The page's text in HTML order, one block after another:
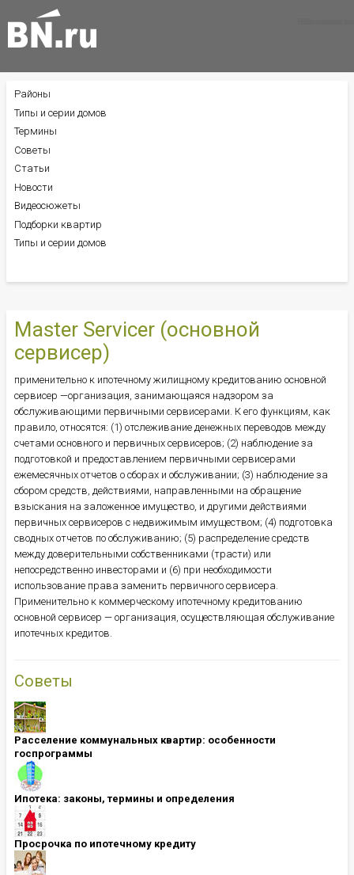
Master Servicer (основной
сервисер)
применительно к ипотечному жилищному кредитованию основной
сервисер —организация, занимающаяся надзором за
обслуживающими первичными сервисерами. К его функциям, как
правило, относятся: (1) отслеживание денежных переводов между
счетами основного и первичных сервисеров; (2) наблюдение за
подготовкой и предоставлением первичными сервисерами
ежемесячных отчетов о сборах и обслуживании; (3) наблюдение за
сбором средств, действиями, направленными на обращение
взыскания на заложенное имущество, и другими действиями
первичных сервисеров с недвижимым имуществом; (4) подготовка
сводных отчетов по обслуживанию; (5) распределение средств
между доверительными собственниками (трасти) или
непосредственно инвесторами и (6) при необходимости
использование права заменить первичного сервисера.
Применительно к коммерческому ипотечному кредитованию
основной сервисер — организация, осуществляющая обслуживание
ипотечных кредитов.
Советы
Расселение коммунальных квартир: особенности
госпрограммы
Ипотека: ​​​​​​​законы, термины и определения
Просрочка по ипотечному кредиту
БОКОВОЕ
МЕНЮ
Районы
Типы и серии домов
Термины
Советы
Статьи
Новости
Видеосюжеты
Подборки квартир
Типы и серии домов